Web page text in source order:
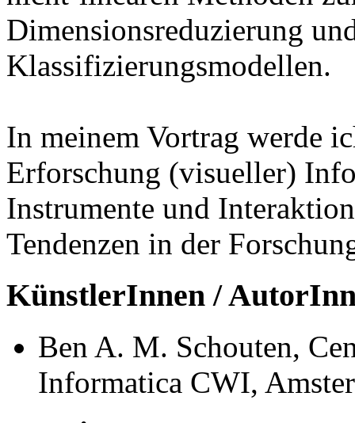
Dimensionsreduzierung
Klassifizierungsmodellen.
In meinem Vortrag werde
Erforschung (visueller)
Instrumente und
Tendenzen in der
KünstlerInnen /
Ben A. M. Schouten,
Informatica CWI,